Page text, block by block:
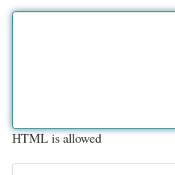
HTML is allowed